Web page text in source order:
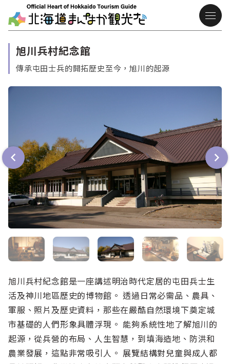
旭川兵村紀念館
傳承屯田士兵的開拓歷史至今，旭川的起源
旭川兵村紀念館是一座講述明治時代定居的屯田兵士生
活及神川地區歷史的博物館。 透過日常必需品、農具、
軍服、照片及歷史資料，那些在嚴酷自然環境下奠定城
市基礎的人們形象具體浮現。 能夠系統性地了解旭川的
起源，從兵營的布局、人生智慧，到填海造地、防洪和
農業發展，這點非常吸引人。 展覽結構對兒童與成人都